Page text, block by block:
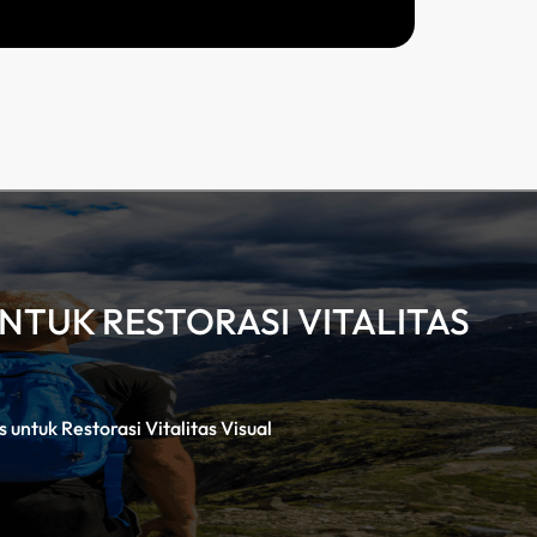
RESTORASI VITALITAS
untuk Restorasi Vitalitas Visual